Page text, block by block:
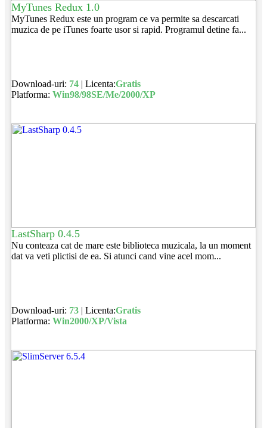
MyTunes Redux 1.0
MyTunes Redux este un program ce va permite sa descarcati
muzica de pe iTunes foarte usor si rapid. Programul detine fa...
Download-uri: 74| Licenta:Gratis
Platforma: Win98/98SE/Me/2000/XP
LastSharp 0.4.5
Nu conteaza cat de mare este biblioteca muzicala, la un moment
dat va veti plictisi de ea. Si atunci cand vine acel mom...
Download-uri: 73| Licenta:Gratis
Platforma: Win2000/XP/Vista